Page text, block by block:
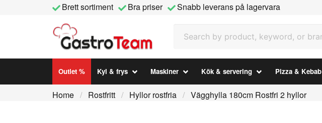
Brett sortiment Bra priser
Snabb leverans på lagervara
Outlet % Kyl & frys Maskiner Kök & servering Pizza & Kebab
Home Rostfritt Hyllor rostfria Vägghylla 180cm Rostfri 2 hyllor